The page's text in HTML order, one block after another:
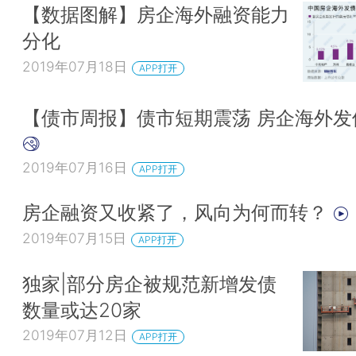
【数据图解】房企海外融资能力
分化
2019年07月18日 APP打开
【债市周报】债市短期震荡 房企海外
2019年07月16日 APP打开
房企融资又收紧了，风向为何而转？
2019年07月15日 APP打开
独家|部分房企被规范新增发债
数量或达20家
2019年07月12日 APP打开